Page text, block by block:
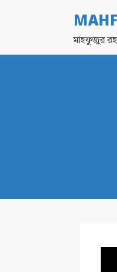
মাহফুজুর